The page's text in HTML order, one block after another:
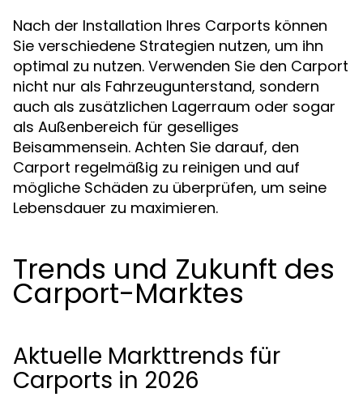
Nach der Installation Ihres Carports können
Sie verschiedene Strategien nutzen, um ihn
optimal zu nutzen. Verwenden Sie den Carport
nicht nur als Fahrzeugunterstand, sondern
auch als zusätzlichen Lagerraum oder sogar
als Außenbereich für geselliges
Beisammensein. Achten Sie darauf, den
Carport regelmäßig zu reinigen und auf
mögliche Schäden zu überprüfen, um seine
Lebensdauer zu maximieren.
Trends und Zukunft des
Carport-Marktes
Aktuelle Markttrends für
Carports in 2026